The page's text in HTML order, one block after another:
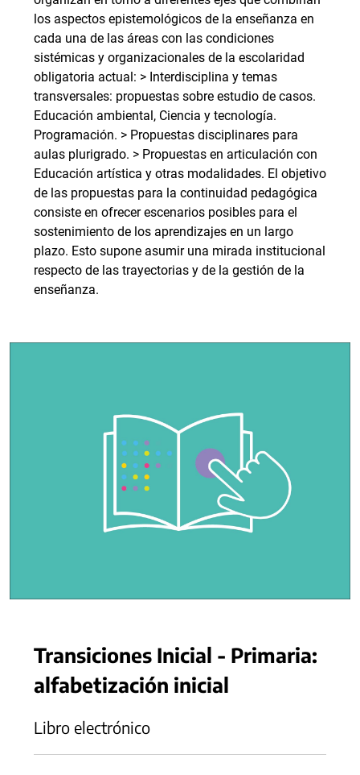
los aspectos epistemológicos de la enseñanza en
cada una de las áreas con las condiciones
sistémicas y organizacionales de la escolaridad
obligatoria actual: > Interdisciplina y temas
transversales: propuestas sobre estudio de casos.
Educación ambiental, Ciencia y tecnología.
Programación. > Propuestas disciplinares para
aulas plurigrado. > Propuestas en articulación con
Educación artística y otras modalidades. El objetivo
de las propuestas para la continuidad pedagógica
consiste en ofrecer escenarios posibles para el
sostenimiento de los aprendizajes en un largo
plazo. Esto supone asumir una mirada institucional
respecto de las trayectorias y de la gestión de la
enseñanza.
Transiciones Inicial - Primaria:
alfabetización inicial
Libro electrónico